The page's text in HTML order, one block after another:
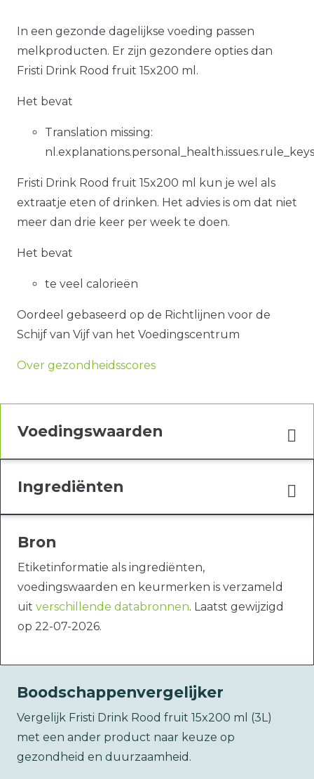
In een gezonde dagelijkse voeding passen
melkproducten. Er zijn gezondere opties dan
Fristi Drink Rood fruit 15x200 ml.
Het bevat
Translation missing:
Fristi Drink Rood fruit 15x200 ml kun je wel als
extraatje eten of drinken. Het advies is om dat niet
meer dan drie keer per week te doen.
Het bevat
te veel calorieën
Oordeel gebaseerd op de Richtlijnen voor de
Schijf van Vijf van het Voedingscentrum
Over gezondheidsscores
Voedingswaarden
Ingrediënten
Bron
Etiketinformatie als ingrediënten,
voedingswaarden en keurmerken is verzameld
uit verschillende databronnen. Laatst gewijzigd
op 22-07-2026.
Boodschappenvergelijker
Vergelijk Fristi Drink Rood fruit 15x200 ml (3L)
met een ander product naar keuze op
gezondheid en duurzaamheid.